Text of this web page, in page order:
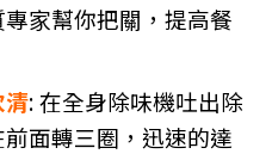
家幫你把關，提高餐
清: 在全身除味機吐出除
面轉三圈，迅速的達